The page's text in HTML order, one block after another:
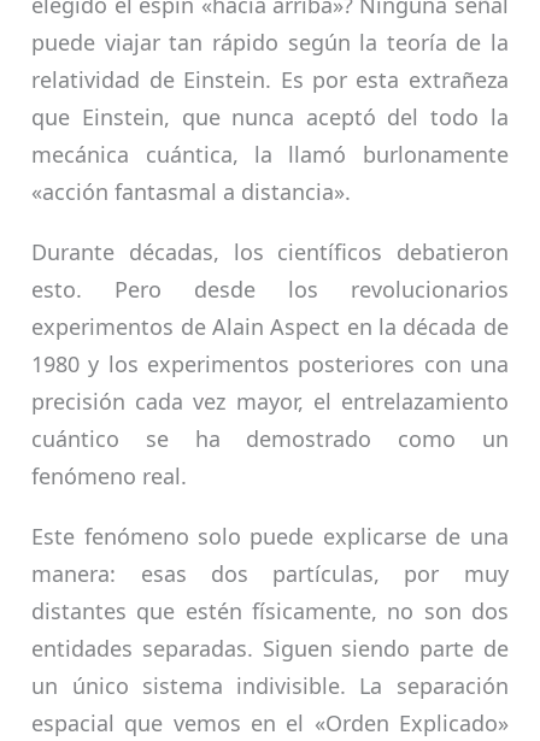
puede viajar tan rápido según la teoría de la
relatividad de Einstein. Es por esta extrañeza
que Einstein, que nunca aceptó del todo la
mecánica cuántica, la llamó burlonamente
«acción fantasmal a distancia».
Durante décadas, los científicos debatieron
esto. Pero desde los revolucionarios
experimentos de Alain Aspect en la década de
1980 y los experimentos posteriores con una
precisión cada vez mayor, el entrelazamiento
cuántico se ha demostrado como un
fenómeno real.
Este fenómeno solo puede explicarse de una
manera: esas dos partículas, por muy
distantes que estén físicamente, no son dos
entidades separadas. Siguen siendo parte de
un único sistema indivisible. La separación
espacial que vemos en el «Orden Explicado»